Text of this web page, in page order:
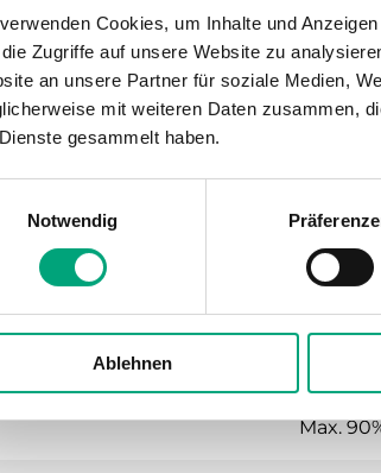
Cookies, um Inhalte und
die Zugriffe auf unsere Website zu
an unsere Partner für soziale Medien,
mit weiteren Daten zusammen,
gesammelt haben.
Notwendig
Ablehnen
–
IP20
-
Max.